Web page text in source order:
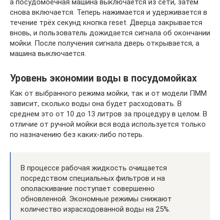
а посудомоечная машина выключается из сети, затем
снова включается. Теперь нажимается и удерживается в
течение трёх секунд кнопка reset. Дверца закрывается
вновь, и пользователь дожидается сигнала об окончании
мойки. После получения сигнала дверь открывается, а
машина выключается.
Уровень экономии воды в посудомойках
Как от выбранного режима мойки, так и от модели ПММ
зависит, сколько воды она будет расходовать. В
среднем это от 10 до 13 литров за процедуру в целом. В
отличие от ручной мойки вся вода используется только
по назначению без каких-либо потерь.
В процессе рабочая жидкость очищается
посредством специальных фильтров и на
ополаскивание поступает совершенно
обновленной. Экономные режимы снижают
количество израсходованной воды на 25%.